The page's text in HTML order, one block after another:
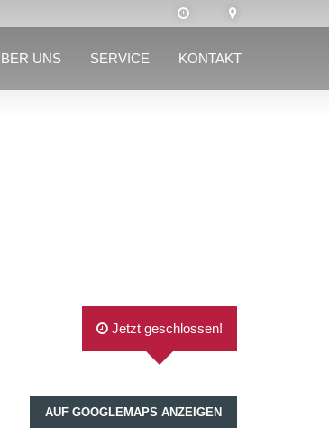
UNS SERVICE KONTAKT
AUF GOOGLEMAPS ANZEIGEN
Jetzt geschlossen!